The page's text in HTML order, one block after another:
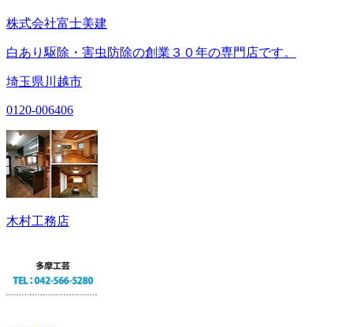
株式会社富士美建
白あり駆除・害虫防除の創業３０年の専門店です。
埼玉県川越市
0120-006406
木村工務店